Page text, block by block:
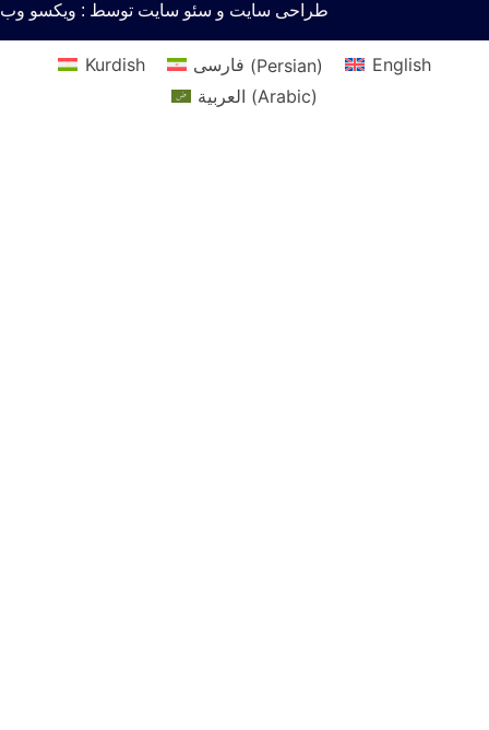
طراحی سایت و سئو سایت توسط : ویکسو وب
Kurdish فارسی (Persian)
English
العربية (Arabic)